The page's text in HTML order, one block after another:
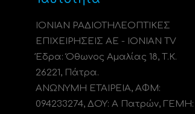
ΙΟΝΙΑΝ ΡΑΔΙΟΤΗΛΕΟΠΤΙΚΕΣ
ΕΠΙΧΕΙΡΗΣΕΙΣ ΑΕ - IONIAN TV
Έδρα: Όθωνος Αμαλίας 18, Τ.Κ.
26221, Πάτρα.
ΑΝΩΝΥΜΗ ΕΤΑΙΡΕΙΑ, ΑΦΜ:
094233274, ΔΟΥ: A Πατρών, ΓΕΜΗ: